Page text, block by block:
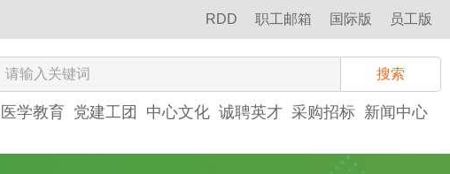
RDD 职工邮箱 国际版 员工版
搜索
医学教育 党建工团 中心文化 诚聘英才 采购招标 新闻中心